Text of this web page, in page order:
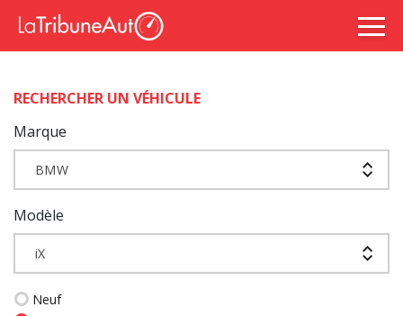
RECHERCHER UN VÉHICULE
Marque
BMW
Modèle
iX
Neuf